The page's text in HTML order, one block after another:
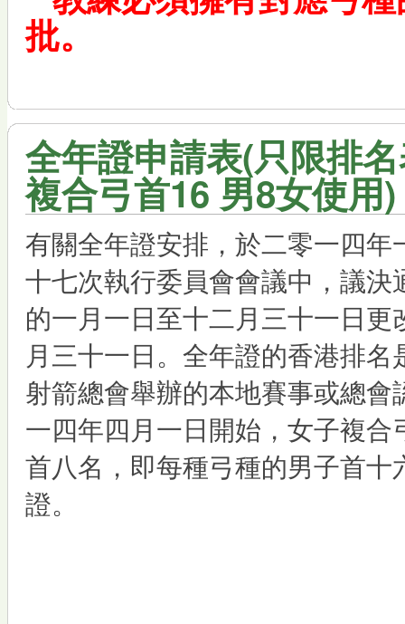
批。
全年證申請表(只限排
複合弓首16 男8女使用)
有關全年證安排，於二零一四
十七次執行委員會會議中，議
的一月一日至十二月三十一日
月三十一日。全年證的香港排
射箭總會舉辦的本地賽事或總
一四年四月一日開始，女子複
首八名，即每種弓種的男子首
證。